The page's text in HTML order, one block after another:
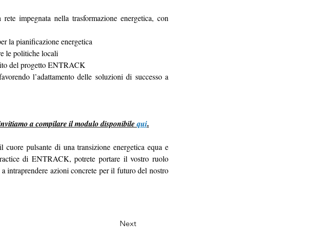
impegnata nella trasformazione energetica, con
la pianificazione energetica
le politiche locali
del progetto ENTRACK
l’adattamento delle soluzioni di successo a
a compilare il modulo disponibile qui.
pulsante di una transizione energetica equa e
di ENTRACK, potrete portare il vostro ruolo
intraprendere azioni concrete per il futuro del nostro
Next